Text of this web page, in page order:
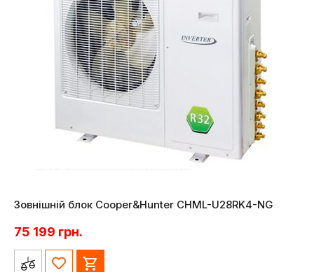
Зовнішній блок Cooper&Hunter CHML-U28RK4-NG
75 199 грн.